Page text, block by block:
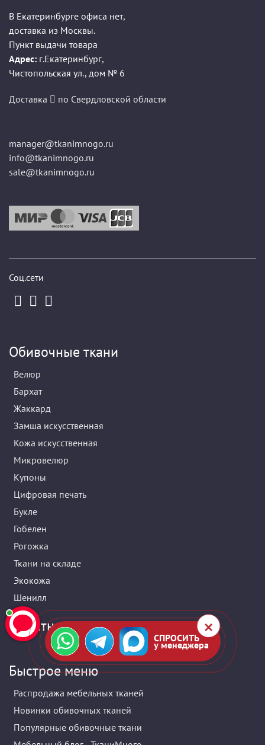
СПРОСИТЬ
у менеджера
В Екатеринбурге офиса нет,
доставка из Москвы.
Пункт выдачи товара
Адрес: г.Екатеринбург,
Чистопольская ул., дом № 6
Доставка по Свердловской области
manager@tkanimnogo.ru
info@tkanimnogo.ru
sale@tkanimnogo.ru
Соц.сети
Обивочные ткани
Велюр
Бархат
Жаккард
Замша искусственная
Кожа искусственная
Микровелюр
Купоны
Цифровая печать
Букле
Гобелен
Рогожка
Ткани на складе
Экокожа
Шенилл
Обратная связь
Быстрое меню
Распродажа мебельных тканей
Новинки обивочных тканей
Популярные обивочные ткани